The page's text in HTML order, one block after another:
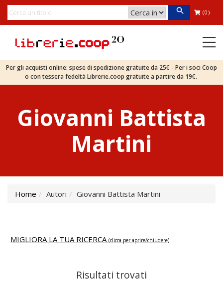
(0)
Per gli acquisti online: spese di spedizione gratuite da 25€ - Per i soci Coop
o con tessera fedeltà Librerie.coop gratuite a partire da 19€.
Giovanni Battista
Martini
Home Autori Giovanni Battista Martini
MIGLIORA LA TUA RICERCA (clicca per aprire/chiudere)
Risultati trovati